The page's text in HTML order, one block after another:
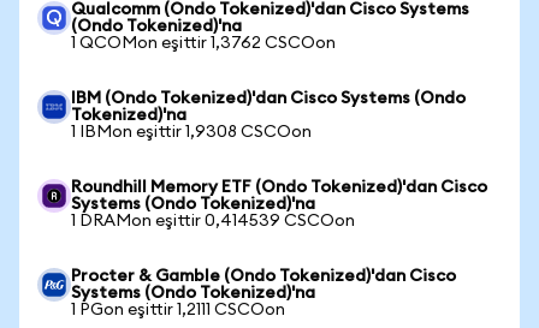
Qualcomm (Ondo Tokenized)'dan Cisco Systems
(Ondo Tokenized)'na
1 QCOMon eşittir 1,3762 CSCOon
IBM (Ondo Tokenized)'dan Cisco Systems (Ondo
Tokenized)'na
1 IBMon eşittir 1,9308 CSCOon
Roundhill Memory ETF (Ondo Tokenized)'dan Cisco
Systems (Ondo Tokenized)'na
1 DRAMon eşittir 0,414539 CSCOon
Procter & Gamble (Ondo Tokenized)'dan Cisco
Systems (Ondo Tokenized)'na
1 PGon eşittir 1,2111 CSCOon